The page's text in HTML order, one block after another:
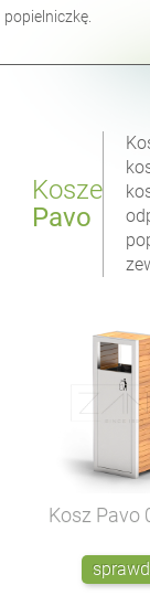
popielniczkę.
Kosze
Pavo
Kosz Pavo